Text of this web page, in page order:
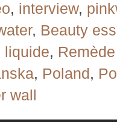
, interview,
, Beauty
liquide,
, Poland,
wall